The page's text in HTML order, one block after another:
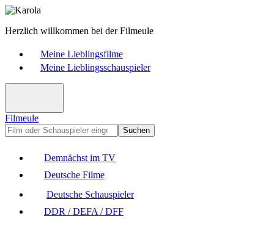
Herzlich willkommen bei der Filmeule
Meine Lieblingsfilme
Meine Lieblingsschauspieler
Filmeule
Suchen
Demnächst im TV
Deutsche Filme
Deutsche Schauspieler
DDR / DEFA / DFF